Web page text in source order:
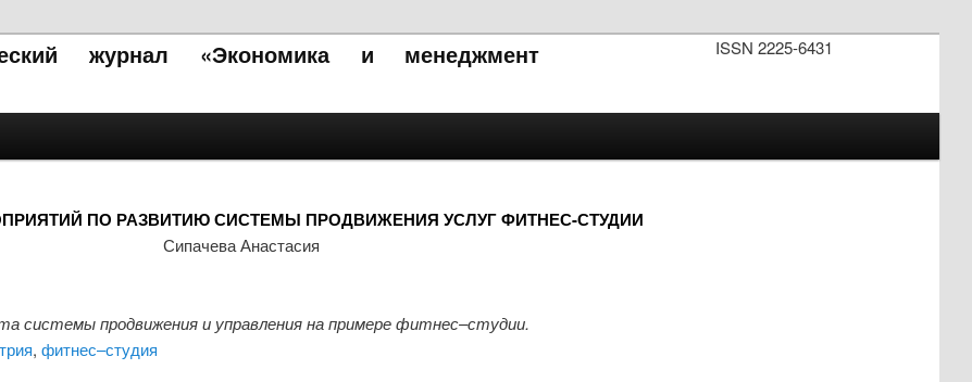
ISSN 2225-6431
журнал «Экономика и менеджмент
ПО РАЗВИТИЮ СИСТЕМЫ ПРОДВИЖЕНИЯ УСЛУГ ФИТНЕС-СТУДИИ
Сипачева Анастасия
системы продвижения и управления на примере фитнес–студии.
, фитнес–студия